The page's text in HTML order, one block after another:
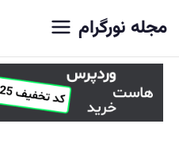
مجله نورگرام